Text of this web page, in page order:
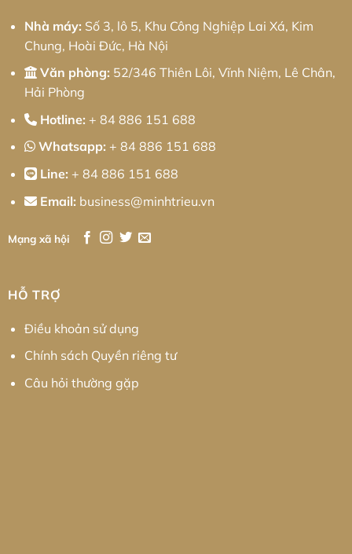
Nhà máy: Số 3, lô 5, Khu Công Nghiệp Lai Xá, Kim
Chung, Hoài Đức, Hà Nội
Văn phòng: 52/346 Thiên Lôi, Vĩnh Niệm, Lê Chân,
Hải Phòng
Hotline: + 84 886 151 688
Whatsapp: + 84 886 151 688
Line: + 84 886 151 688
Email: business@minhtrieu.vn
Mạng xã hội
HỖ TRỢ
Điều khoản sử dụng
Chính sách Quyền riêng tư
Câu hỏi thường gặp